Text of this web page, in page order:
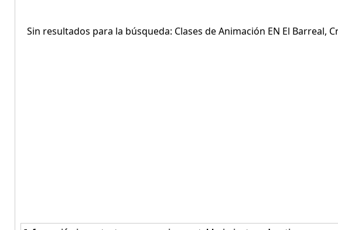
Sin resultados para la búsqueda: Clases de Animación EN El Barreal,